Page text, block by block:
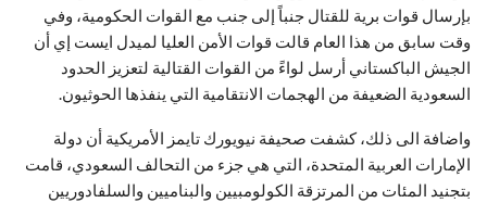
بإرسال قوات برية للقتال جنباً إلى جنب مع القوات الحكومية، وفي
وقت سابق من هذا العام قالت قوات الأمن العليا لميدل ايست إي أن
الجيش الباكستاني أرسل لواءً من القوات القتالية لتعزيز الحدود
السعودية الضعيفة من الهجمات الانتقامية التي ينفذها الحوثيون.
واضافة الى ذلك، كشفت صحيفة نيويورك تايمز الأمريكية أن دولة
الإمارات العربية المتحدة، التي هي جزء من التحالف السعودي، قامت
بتجنيد المئات من المرتزقة الكولومبيين والبناميين والسلفادوريين